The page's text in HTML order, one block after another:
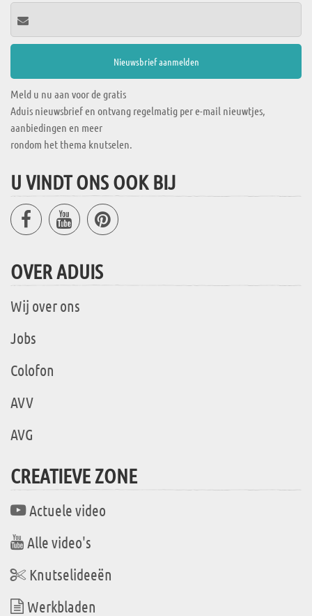
Meld u nu aan voor de gratis
Aduis nieuwsbrief en ontvang regelmatig per e-mail nieuwtjes,
aanbiedingen en meer
rondom het thema knutselen.
U VINDT ONS OOK BIJ
OVER ADUIS
Wij over ons
Jobs
Colofon
AVV
AVG
CREATIEVE ZONE
Actuele video
Alle video's
Knutselideeën
Werkbladen